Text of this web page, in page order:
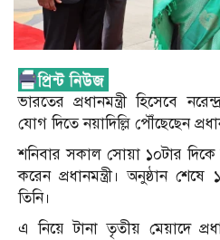
ভারতের প্রধানমন্ত্রী হিসেবে
যোগ দিতে নয়াদিল্লি পৌঁছেছেন
শনিবার সকাল সোয়া ১০টার দিকে
করেন প্রধানমন্ত্রী। অনুষ্ঠান
তিনি।
এ নিয়ে টানা তৃতীয় মেয়াদে